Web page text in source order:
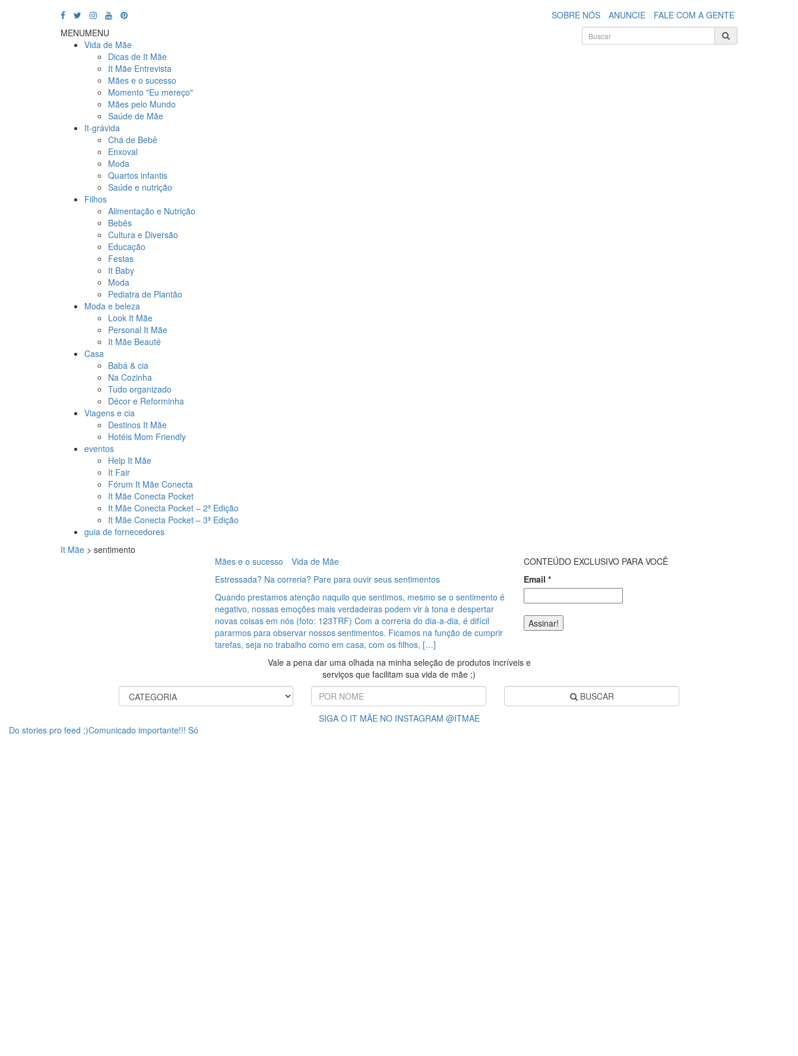
SOBRE NÓS ANUNCIE
FALE COM A GENTE
MENUMENU
Vida de Mãe
Dicas de It Mãe
It Mãe Entrevista
Mães e o sucesso
Momento "Eu mereço"
Mães pelo Mundo
Saúde de Mãe
It-grávida
Chá de Bebê
Enxoval
Moda
Quartos infantis
Saúde e nutrição
Filhos
Alimentação e Nutrição
Bebês
Cultura e Diversão
Educação
Festas
It Baby
Moda
Pediatra de Plantão
Moda e beleza
Look It Mãe
Personal It Mãe
It Mãe Beauté
Casa
Babá & cia
Na Cozinha
Tudo organizado
Décor e Reforminha
Viagens e cia
Destinos It Mãe
Hotéis Mom Friendly
eventos
Help It Mãe
It Fair
Fórum It Mãe Conecta
It Mãe Conecta Pocket
It Mãe Conecta Pocket – 2ª Edição
It Mãe Conecta Pocket – 3ª Edição
guia de fornecedores
It Mãe > sentimento
Mães e o sucesso
Vida de Mãe
Estressada? Na correria? Pare para ouvir seus sentimentos
Quando prestamos atenção naquilo que sentimos, mesmo se o sentimento é
negativo, nossas emoções mais verdadeiras podem vir à tona e despertar
novas coisas em nós (foto: 123TRF) Com a correria do dia-a-dia, é difícil
pararmos para observar nossos sentimentos. Ficamos na função de cumprir
tarefas, seja no trabalho como em casa, com os filhos, […]
CONTEÚDO EXCLUSIVO PARA VOCÊ
Email *
Vale a pena dar uma olhada na minha seleção de produtos incríveis e
serviços que facilitam sua vida de mãe ;)
BUSCAR
SIGA O IT MÃE NO INSTAGRAM @ITMAE
Do stories pro feed ;)Comunicado importante!!! Só